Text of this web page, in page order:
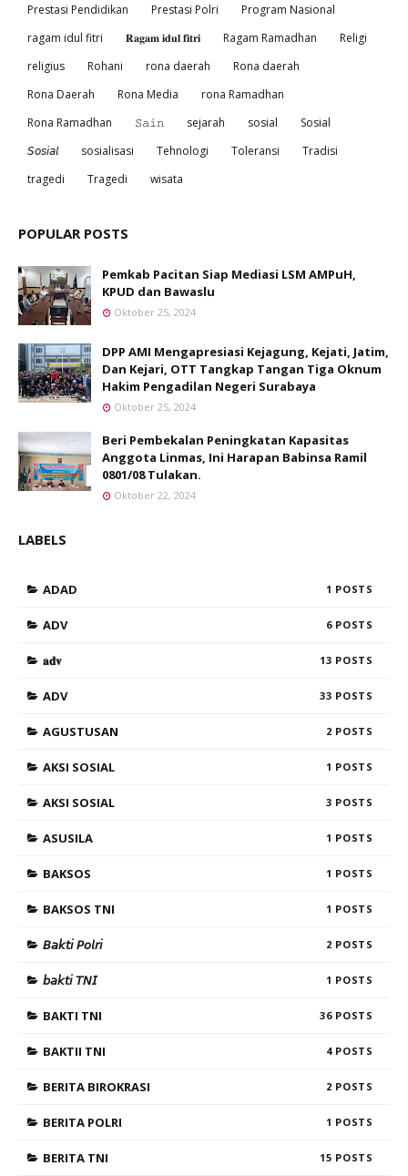
Prestasi Pendidikan Prestasi Polri
Program Nasional
ragam idul fitri
𝐑𝐚𝐠𝐚𝐦 𝐢𝐝𝐮𝐥 𝐟𝐢𝐭𝐫𝐢 Ragam Ramadhan
Religi
religius
Rohani rona daerah
Rona daerah
Rona Daerah
Rona Media
rona Ramadhan
Rona Ramadhan
𝚂𝚊𝚒𝚗 sejarah sosial
Sosial
𝘚𝘰𝘴𝘪𝘢𝘭
sosialisasi Tehnologi Toleransi
Tradisi
tragedi
Tragedi wisata
POPULAR POSTS
Pemkab Pacitan Siap Mediasi LSM AMPuH,
KPUD dan Bawaslu
Oktober 25, 2024
DPP AMI Mengapresiasi Kejagung, Kejati, Jatim,
Dan Kejari, OTT Tangkap Tangan Tiga Oknum
Hakim Pengadilan Negeri Surabaya
Oktober 25, 2024
Beri Pembekalan Peningkatan Kapasitas
Anggota Linmas, Ini Harapan Babinsa Ramil
0801/08 Tulakan.
Oktober 22, 2024
LABELS
ADAD 1
ADV 6
𝐚𝐝𝐯 13
ADV 33
AGUSTUSAN 2
AKSI SOSIAL 1
AKSI SOSIAL 3
ASUSILA 1
BAKSOS 1
BAKSOS TNI 1
𝘉𝘢𝘬𝘵𝘪 𝘗𝘰𝘭𝘳𝘪 2
𝘣𝘢𝘬𝘵𝘪 𝘛𝘕𝘐 1
BAKTI TNI 36
BAKTII TNI 4
BERITA BIROKRASI 2
BERITA POLRI 1
BERITA TNI 15